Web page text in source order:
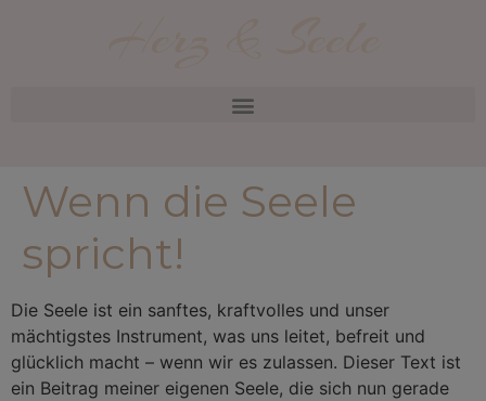
Wenn die Seele
spricht!
Die Seele ist ein sanftes, kraftvolles und unser
mächtigstes Instrument, was uns leitet, befreit und
glücklich macht – wenn wir es zulassen. Dieser Text ist
ein Beitrag meiner eigenen Seele, die sich nun gerade